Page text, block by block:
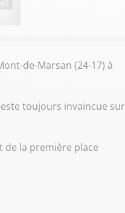
de-Marsan (24-17) à
toujours invaincue sur
de la première place